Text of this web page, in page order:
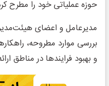
حوزه عملیاتی خود را مطرح
مدیرعامل و اعضای
بررسی موارد مطروحه،
و بهبود فرایندها در مناطق